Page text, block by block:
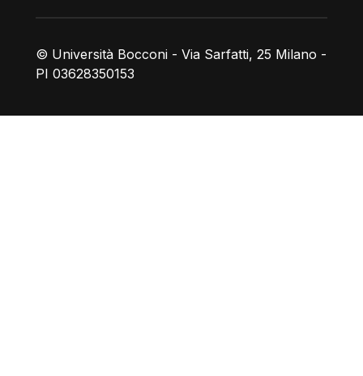
© Università Bocconi - Via Sarfatti, 25 Milano -
PI 03628350153